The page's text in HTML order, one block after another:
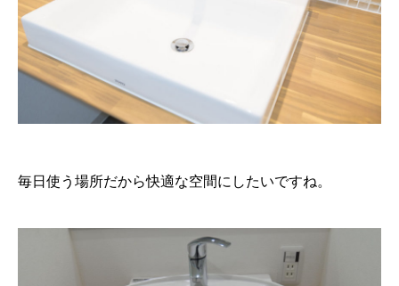
毎日使う場所だから快適な空間にしたいですね。